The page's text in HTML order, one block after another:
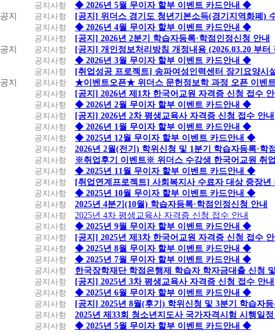
공지사항
◆ 2026년 5월 무이자 할부 이벤트 카드안내 ◆
공지
공지사항
[공지] 위더스 경기도 청년기본소득(경기지역화폐)
공지사항
◆ 2026년 4월 무이자 할부 이벤트 카드안내 ◆
공지사항
[공지] 2026년 2분기 학습자등록·학점인정신청 안내
공지
공지사항
[공지] 개인정보처리방침 개정내용 (2026.03.20 부터
공지사항
◆ 2026년 3월 무이자 할부 이벤트 카드안내 ◆
공지사항
[취업성공 프로젝트] 송파여성인력센터 장기요양시
공지
공지사항
★이벤트오픈★ 위더스 문헌정보학 과정 오픈 이벤
공지사항
[공지] 2026년 제1차 한국어교원 자격증 신청 접수
공지사항
◆ 2026년 2월 무이자 할부 이벤트 카드안내 ◆
공지사항
[공지] 2026년 2차 평생교육사 자격증 신청 접수 안내
공지사항
◆ 2026년 1월 무이자 할부 이벤트 카드안내 ◆
공지사항
◆ 2025년 12월 무이자 할부 이벤트 카드안내 ◆
공지사항
2026년 2월(전기) 학위신청 및 1분기 학습자등록·학
공지사항
※취업후기 이벤트※ 위더스 수강생 한국어교원 취
공지사항
◆ 2025년 11월 무이자 할부 이벤트 카드안내 ◆
공지사항
[취업연계프로젝트] 사회복지사 수료자 대상 중장
공지사항
◆ 2025년 10월 무이자 할부 이벤트 카드안내 ◆
공지사항
2025년 4분기(10월) 학습자등록·학점인정신청 안내
공지사항
2025년 4차 평생교육사 자격증 신청 접수 안내
공지사항
◆ 2025년 9월 무이자 할부 이벤트 카드안내 ◆
공지사항
[공지] 2025년 제3차 한국어교원 자격증 신청 접수
공지사항
◆ 2025년 8월 무이자 할부 이벤트 카드안내 ◆
공지사항
◆ 2025년 7월 무이자 할부 이벤트 카드안내 ◆
공지사항
한국장학재단 학점은행제 학습자 학자금대출 신청
공지사항
[공지] 2025년 3차 평생교육사 자격증 신청 접수 안내
공지사항
◆ 2025년 6월 무이자 할부 이벤트 카드안내 ◆
공지사항
[공지] 2025년 8월(후기) 학위신청 및 3분기 학습자
공지사항
2025년 제33회 청소년지도사 국가자격시험 시행일
공지사항
◆ 2025년 5월 무이자 할부 이벤트 카드안내 ◆